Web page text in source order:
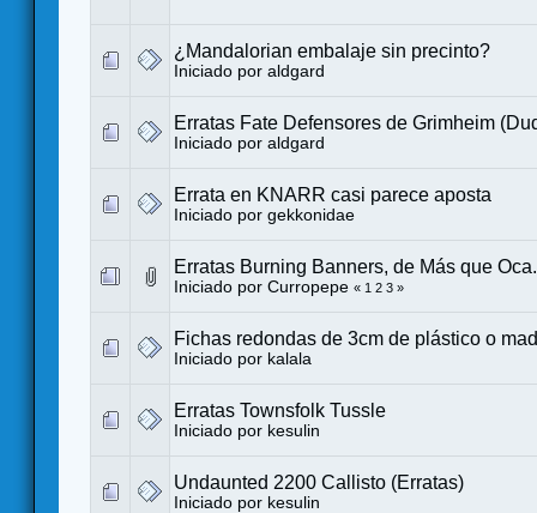
¿Mandalorian embalaje sin precinto?
Iniciado por aldgard
Erratas Fate Defensores de Grimheim
Iniciado por aldgard
Errata en KNARR casi parece aposta
Iniciado por gekkonidae
Erratas Burning Banners, de Más que Oca.
Iniciado por Curropepe « 1 2 3 »
Fichas redondas de 3cm de plástico o
Iniciado por kalala
Erratas Townsfolk Tussle
Iniciado por kesulin
Undaunted 2200 Callisto (Erratas)
Iniciado por kesulin